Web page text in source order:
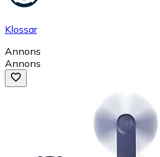
Klossar
Annons
Annons